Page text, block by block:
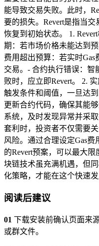
能导致交易失败。此时，
要的损失。Revert是指当
恢复到初始状态。 1.
期：若市场价格未能达到
费用超出预算：若实时
交易。- 合约执行错误：
败时，应立即Revert。 2.
触发条件和阈值，一旦达
更新合约代码，确保其能
系统，及时发现异常并采
套利时，投资者不仅需要
风险。通过合理设定Gas
的Revert预案，可以最大
块链技术虽充满机遇，但
化策略，才能在这个快速
阅读后建议
01 下载安装前确认页面来
或群文件。